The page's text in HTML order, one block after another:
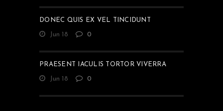
DONEC QUIS EX VEL TINCIDUNT
Jun 18 0
PRAESENT IACULIS TORTOR VIVERRA
Jun 18 0